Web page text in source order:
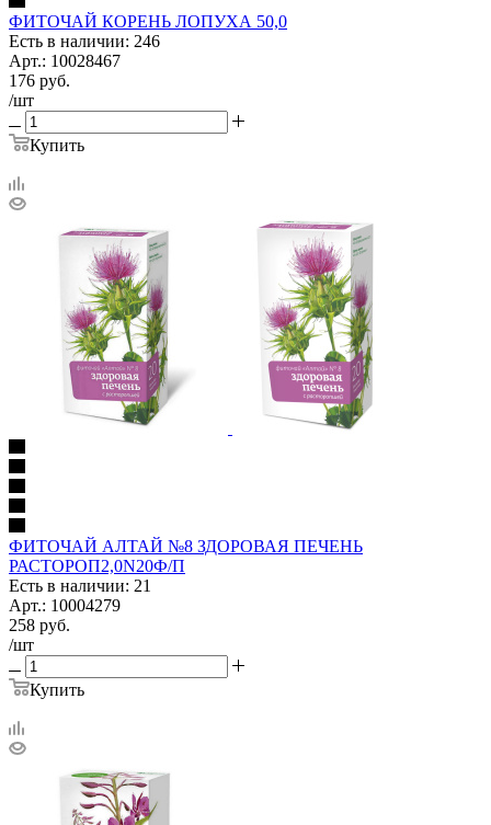
ФИТОЧАЙ КОРЕНЬ ЛОПУХА 50,0
Есть в наличии: 246
Арт.: 10028467
176 руб.
/шт
Купить
ФИТОЧАЙ АЛТАЙ №8 ЗДОРОВАЯ ПЕЧЕНЬ
РАСТОРОП2,0N20Ф/П
Есть в наличии: 21
Арт.: 10004279
258 руб.
/шт
Купить